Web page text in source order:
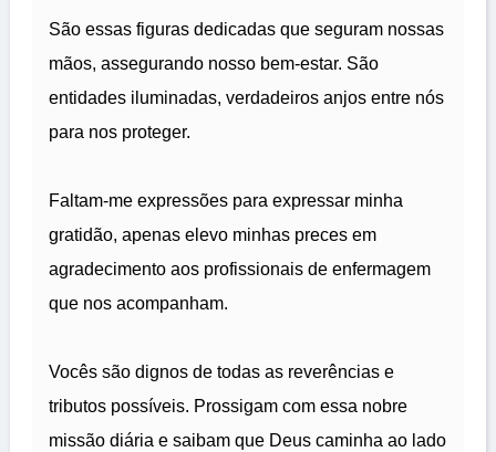
São essas figuras dedicadas que seguram nossas
mãos, assegurando nosso bem-estar. São
entidades iluminadas, verdadeiros anjos entre nós
para nos proteger.
Faltam-me expressões para expressar minha
gratidão, apenas elevo minhas preces em
agradecimento aos profissionais de enfermagem
que nos acompanham.
Vocês são dignos de todas as reverências e
tributos possíveis. Prossigam com essa nobre
missão diária e saibam que Deus caminha ao lado